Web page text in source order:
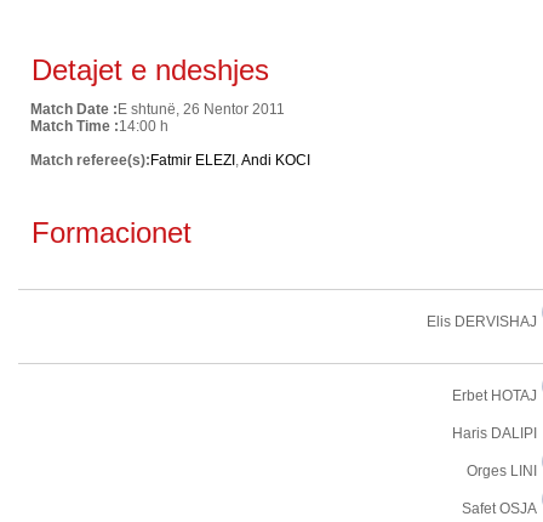
Detajet e ndeshjes
Match Date : E shtunë, 26 Nentor 2011
Match Time :14:00 h
Match referee(s): Fatmir ELEZI ,Andi KOCI
Formacionet
Elis DERVISHAJ
Erbet HOTAJ
Haris DALIPI
Orges LINI
Safet OSJA